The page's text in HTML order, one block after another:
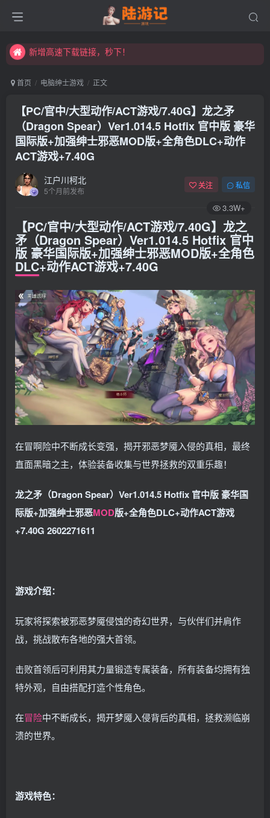
永久发布页，点此打开：https://xibeimenchuixue.github.io/fabuye/
永久发布页，点此打开：https://xibeimenchuixue.github.io/fabuye/
首页 电脑绅士游戏 正文
【PC/官中/大型动作/ACT游戏/7.40G】龙之矛
（Dragon Spear）Ver1.014.5 Hotfix 官中版 豪华
国际版+加强绅士邪恶MOD版+全角色DLC+动作
ACT游戏+7.40G
江户川柯北
5个月前发布
关注 私信
3.3W+
【PC/官中/大型动作/ACT游戏/7.40G】龙之
矛（Dragon Spear）Ver1.014.5 Hotfix 官中
版 豪华国际版+加强绅士邪恶MOD版+全角色
DLC+动作ACT游戏+7.40G
在冒啊险中不断成长变强，揭开邪恶梦魇入侵的真相，最终
直面黑暗之主，体验装备收集与世界拯救的双重乐趣！
龙之矛（Dragon Spear）Ver1.014.5 Hotfix 官中版 豪华国
际版+加强绅士邪恶MOD版+全角色DLC+动作ACT游戏
+7.40G 2602271611
游戏介绍：
玩家将探索被邪恶梦魇侵蚀的奇幻世界，与伙伴们并肩作
战，挑战散布各地的强大首领。
击败首领后可利用其力量锻造专属装备，所有装备均拥有独
特外观，自由搭配打造个性角色。
在冒险中不断成长，揭开梦魇入侵背后的真相，拯救濒临崩
溃的世界。
游戏特色：